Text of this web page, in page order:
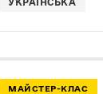
МАЙСТЕР-КЛАС